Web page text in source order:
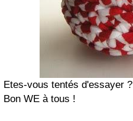
Etes-vous tentés d'essayer ?
Bon WE à tous !